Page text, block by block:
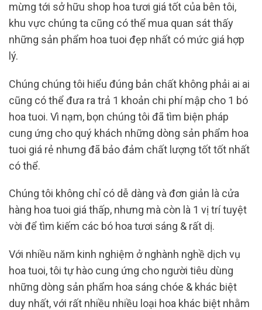
mừng tới sở hữu shop hoa tươi giá tốt của bên tôi,
khu vực chúng ta cũng có thể mua quan sát thấy
những sản phẩm hoa tuoi đẹp nhất có mức giá hợp
lý.
Chúng chúng tôi hiểu đúng bản chất không phải ai ai
cũng có thể đưa ra trả 1 khoản chi phí mập cho 1 bó
hoa tuoi. Vì nạm, bọn chúng tôi đã tìm biện pháp
cung ứng cho quý khách những dòng sản phẩm hoa
tuoi giá rẻ nhưng đã bảo đảm chất lượng tốt tốt nhất
có thể.
Chúng tôi không chỉ có dễ dàng và đơn giản là cửa
hàng hoa tuoi giá thấp, nhưng mà còn là 1 vị trí tuyệt
vời để tìm kiếm các bó hoa tươi sáng & rất dị.
Với nhiều năm kinh nghiệm ở nghành nghề dịch vụ
hoa tuoi, tôi tự hào cung ứng cho người tiêu dùng
những dòng sản phẩm hoa sáng chóe & khác biệt
duy nhất, với rất nhiều nhiều loại hoa khác biệt nhằm